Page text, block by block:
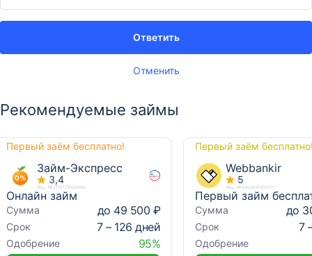
Отменить
Ответить
Рекомендуемые займы
Первый заём бесплатно!
Займ-Экспресс
3,4
Лиц. №2110177000440
Онлайн займ
Сумма до 49 500 ₽
Срок 7 – 126 дней
Одобрение 95%
Первый заём
Webbankir
5
Лиц. №2403045010111
Сумма до
Срок 7
Одобрение